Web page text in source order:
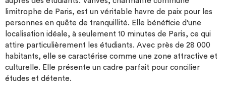
Programme d'animations (soirée d'intégration, événements
d'ambassadeurs Studéa PRATICITÉ : Laverie Connexion internet
haut débit offerte Bon plan énergie Prêt de matériel gratuit
D'autres services peuvent être disponibles en résidence. Pour +
d'infos, contactez votre responsable de résidence. La liste des
logements réservables est mise à jour chaque jour, mais peut ne
pas refléter les disponibilités en temps réel.
limitrophe de Paris, est un véritable havre de paix pour les
personnes en quête de tranquillité. Elle bénéficie d'une
localisation idéale, à seulement 10 minutes de Paris, ce qui
attire particulièrement les étudiants. Avec près de 28 000
habitants, elle se caractérise comme une zone attractive et
culturelle. Elle présente un cadre parfait pour concilier
études et détente.